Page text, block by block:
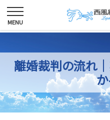
離婚裁判の流れ